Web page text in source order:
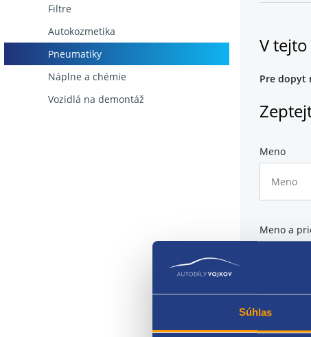
Súhlas
Filtre
Autokozmetika
Pneumatiky
Náplne a chémie
Vozidlá na demontáž
V
Pre dopyt
Meno
Meno a
E-mail